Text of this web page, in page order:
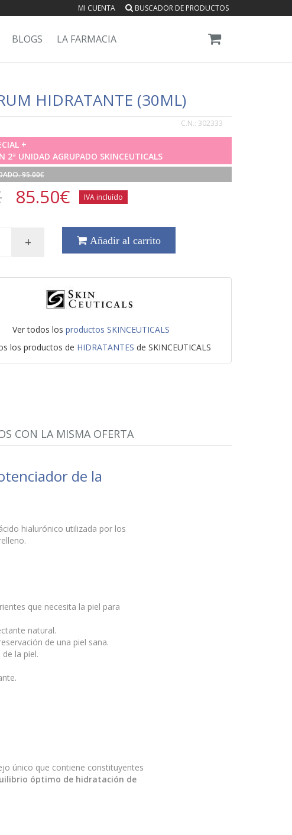
MI CUENTA BUSCADOR DE PRODUCTOS
BLOGS LA FARMACIA
HIDRATANTE (30ML)
C.N.: 302333
+
2ª UNIDAD AGRUPADO SKINCEUTICALS
95.00€
85.50€ IVA incluído
+ Añadir al carrito
Ver todos los productos SKINCEUTICALS
los productos de HIDRATANTES de SKINCEUTICALS
CON LA MISMA OFERTA
de la
hialurónico utilizada por los
que necesita la piel para
natural.
de una piel sana.
la piel.
único que contiene constituyentes
óptimo de hidratación de